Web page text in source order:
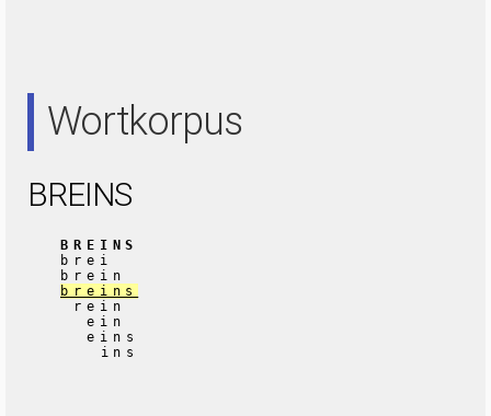
Wortkorpus
BREINS
BREINS
brei
brein
breins
rein
ein
eins
ins